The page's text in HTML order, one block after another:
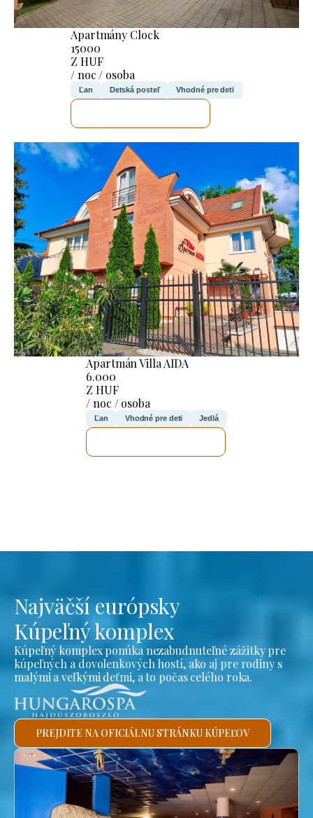
Apartmány Clock
15000
Z HUF
/ noc / osoba
Ľan Detská posteľ Vhodné pre deti
Apartmán Villa AIDA
6.000
Z HUF
/ noc / osoba
Ľan Vhodné pre deti Jedlá
Najväčší európsky
Kúpeľný komplex
Kúpeľný komplex ponúka nezabudnuteľné zážitky pre
kúpeľných a dovolenkových hostí, ako aj pre rodiny s
malými a veľkými deťmi, a to počas celého roka.
PREJDITE NA OFICIÁLNU STRÁNKU KÚPEĽOV